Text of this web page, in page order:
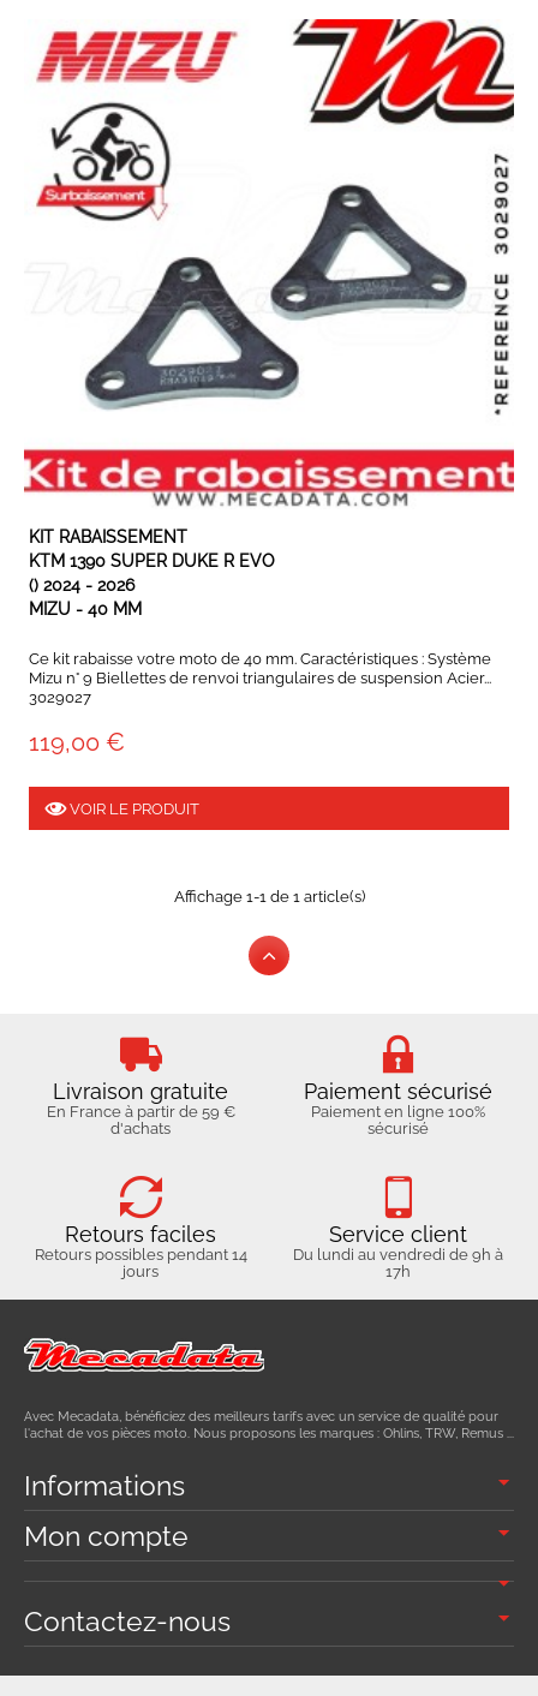
KIT RABAISSEMENT
KTM 1390 SUPER DUKE R EVO
() 2024 - 2026
MIZU - 40 MM
Ce kit rabaisse votre moto de 40 mm. Caractéristiques : Système
Mizu n° 9 Biellettes de renvoi triangulaires de suspension Acier...
3029027
119,00 €
VOIR LE PRODUIT
Affichage 1-1 de 1 article(s)
Livraison gratuite
En France à partir de 59 €
d'achats
Paiement sécurisé
Paiement en ligne 100%
sécurisé
Retours faciles
Retours possibles pendant 14
jours
Service client
Du lundi au vendredi de 9h à
17h
Avec Mecadata, bénéficiez des meilleurs tarifs avec un service de qualité pour
l'achat de vos pièces moto. Nous proposons les marques : Ohlins, TRW, Remus ...
Informations
Mon compte
Contactez-nous